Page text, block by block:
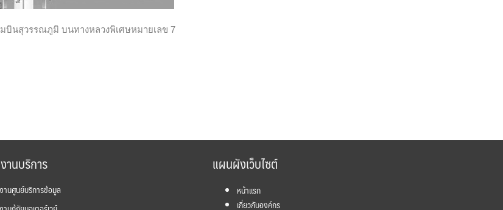
บินสุวรรณภูมิ บนทางหลวงพิเศษหมายเลข 7
านบริการ
งานศูนย์บริการข้อมูล
แผนผังเว็บไซต์
หน้าแรก
เกี่ยวกับองค์กร